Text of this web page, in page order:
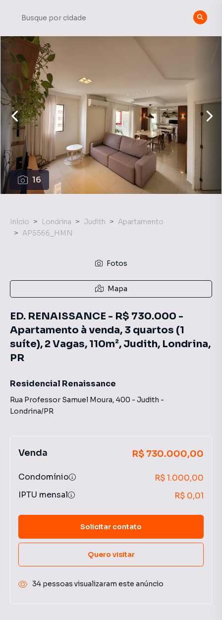
16
Início Londrina Judith
Apartamento
AP5566_HMN
Fotos
Mapa
ED. RENAISSANCE - R$ 730.000 -
Apartamento à venda, 3 quartos (1
suíte), 2 Vagas, 110m², Judith, Londrina,
PR
Residencial Renaissance
Rua Professor Samuel Moura, 400 - Judith -
Londrina/PR
Venda R$ 730.000,00
Condomínio
R$ 1.000,00
IPTU mensal
R$ 0,01
Solicitar contato
Quero visitar
34 pessoas visualizaram este anúncio